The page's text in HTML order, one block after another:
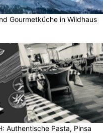
Gourmetküche in Wildhaus
Authentische Pasta, Pinsa